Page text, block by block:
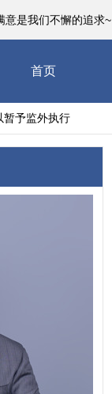
意是我们不懈的追求~
首页
暂予监外执行